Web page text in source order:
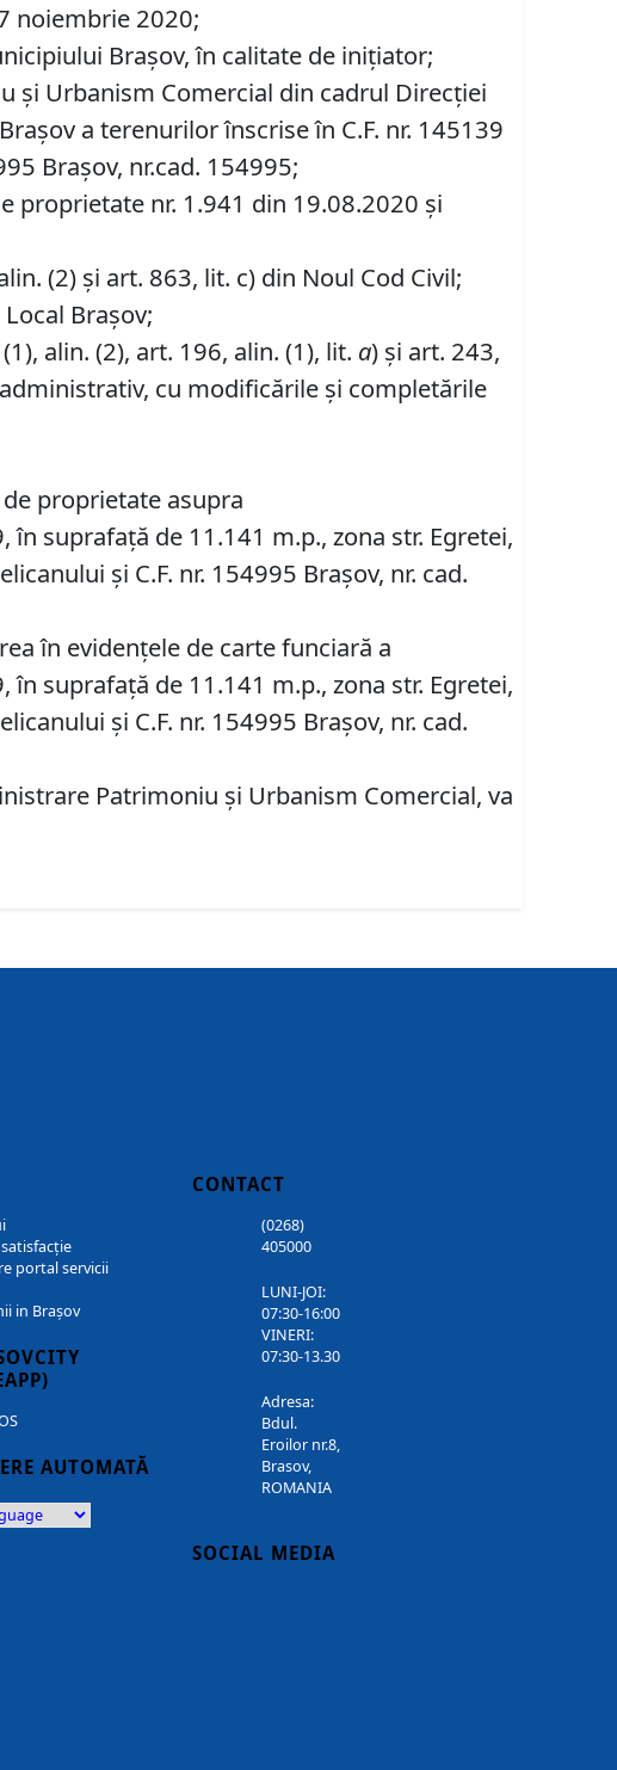
noiembrie 2020;
Brașov, în calitate de inițiator;
şi Urbanism Comercial din cadrul Direcției
a terenurilor înscrise în C.F. nr. 145139
Brașov, nr.cad. 154995;
proprietate nr. 1.941 din 19.08.2020 și
(2) și art. 863, lit. c) din Noul Cod Civil;
Brașov;
alin. (2), art. 196, alin. (1), lit. a) și art. 243,
cu modificările și completările
de proprietate asupra
în suprafață de 11.141 m.p., zona str. Egretei,
și C.F. nr. 154995 Brașov, nr. cad.
în evidenţele de carte funciară a
în suprafață de 11.141 m.p., zona str. Egretei,
și C.F. nr. 154995 Brașov, nr. cad.
Patrimoniu şi Urbanism Comercial, va
portal servicii
in Brașov
AUTOMATĂ
CONTACT
(0268)
405000
LUNI-JOI:
07:30-16:00
VINERI:
07:30-13.30
Adresa:
Bdul.
Eroilor nr.8,
Brasov,
ROMANIA
SOCIAL MEDIA